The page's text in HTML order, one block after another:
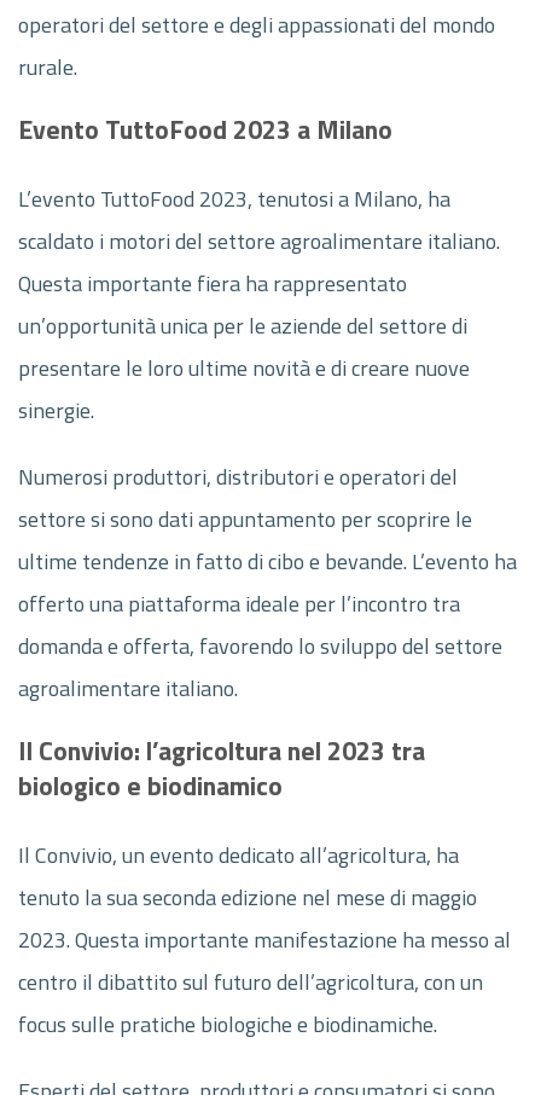
operatori del settore e degli appassionati del mondo
rurale.
Evento TuttoFood 2023 a Milano
L’evento TuttoFood 2023, tenutosi a Milano, ha
scaldato i motori del settore agroalimentare italiano.
Questa importante fiera ha rappresentato
un’opportunità unica per le aziende del settore di
presentare le loro ultime novità e di creare nuove
sinergie.
Numerosi produttori, distributori e operatori del
settore si sono dati appuntamento per scoprire le
ultime tendenze in fatto di cibo e bevande. L’evento ha
offerto una piattaforma ideale per l’incontro tra
domanda e offerta, favorendo lo sviluppo del settore
agroalimentare italiano.
Il Convivio: l’agricoltura nel 2023 tra
biologico e biodinamico
Il Convivio, un evento dedicato all’agricoltura, ha
tenuto la sua seconda edizione nel mese di maggio
2023. Questa importante manifestazione ha messo al
centro il dibattito sul futuro dell’agricoltura, con un
focus sulle pratiche biologiche e biodinamiche.